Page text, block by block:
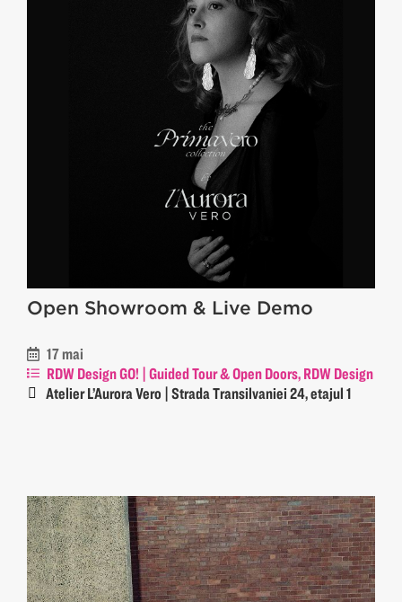
Open Showroom & Live Demo
17 mai
RDW Design GO! | Guided Tour & Open Doors, RDW Design
GO! | Live Act
Atelier L’Aurora Vero | Strada Transilvaniei 24, etajul 1